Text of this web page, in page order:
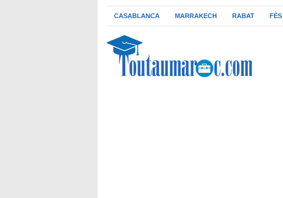
CASABLANCA MARRAKECH RABAT FÈS